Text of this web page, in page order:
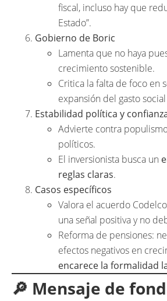
fiscal, incluso hay que
Estado”.
Gobierno de Boric
Lamenta que no haya
crecimiento sostenible.
Critica la falta de foco en
expansión del gasto
Estabilidad política y
Advierte contra
políticos.
El inversionista busca un
reglas claras.
Casos específicos
Valora el acuerdo
una señal positiva y no
Reforma de pensiones:
efectos negativos en
encarece la formalidad
🔎 Mensaje de